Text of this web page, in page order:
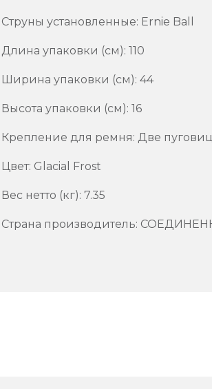
Струны установленные: Ernie Ball
Длина упаковки (см): 110
Ширина упаковки (см): 44
Высота упаковки (см): 16
Крепление для ремня: Две
Цвет: Glacial Frost
Вес нетто (кг): 7.35
Страна производитель: